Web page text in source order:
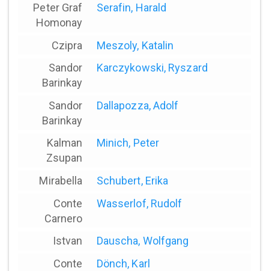
Peter Graf
Homonay
Serafin, Harald
Czipra
Meszoly, Katalin
Sandor
Barinkay
Karczykowski, Ryszard
Sandor
Barinkay
Dallapozza, Adolf
Kalman
Zsupan
Minich, Peter
Mirabella
Schubert, Erika
Conte
Carnero
Wasserlof, Rudolf
Istvan
Dauscha, Wolfgang
Conte
Dönch, Karl